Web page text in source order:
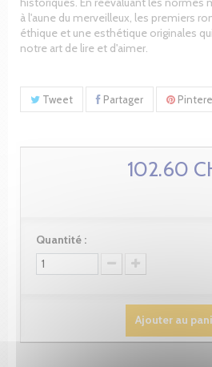
à l'aune du merveilleux, les premiers
éthique et une esthétique originales
notre art de lire et d'aimer.
Tweet Partager
102.60
Quantité :
Ajouter au